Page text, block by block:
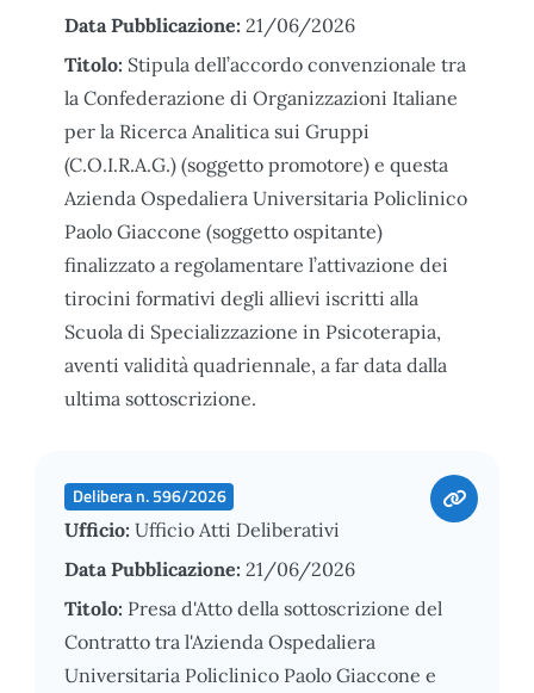
Data Pubblicazione: 21/06/2026
Titolo: Stipula dell’accordo convenzionale tra
la Confederazione di Organizzazioni Italiane
per la Ricerca Analitica sui Gruppi
(C.O.I.R.A.G.) (soggetto promotore) e questa
Azienda Ospedaliera Universitaria Policlinico
Paolo Giaccone (soggetto ospitante)
finalizzato a regolamentare l’attivazione dei
tirocini formativi degli allievi iscritti alla
Scuola di Specializzazione in Psicoterapia,
aventi validità quadriennale, a far data dalla
ultima sottoscrizione.
Delibera n. 596/2026
Ufficio: Ufficio Atti Deliberativi
Data Pubblicazione: 21/06/2026
Titolo: Presa d'Atto della sottoscrizione del
Contratto tra l'Azienda Ospedaliera
Universitaria Policlinico Paolo Giaccone e